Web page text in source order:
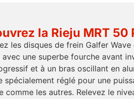
la Rieju MRT 50
les disques de frein Galfer
une superbe fourche avant
et à un bras oscillant en
spécialement réglé pour une
comme les autres. Relevez le